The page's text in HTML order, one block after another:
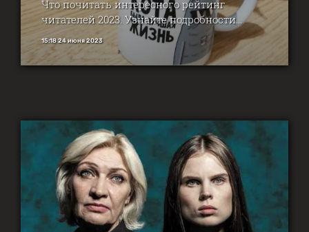
Что почитать интересного рейтинг
читателей 2023. Узнайте подробности...
15:18 24 июня 2023